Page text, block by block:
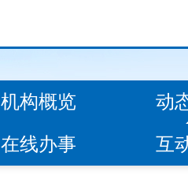
机构概览
动
在线办事
互